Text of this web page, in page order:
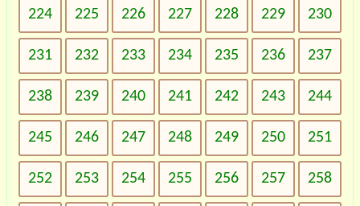
224 225 226 227 228 229 230
231 232 233 234 235 236 237
238 239 240 241 242 243 244
245 246 247 248 249 250 251
252 253 254 255 256 257 258